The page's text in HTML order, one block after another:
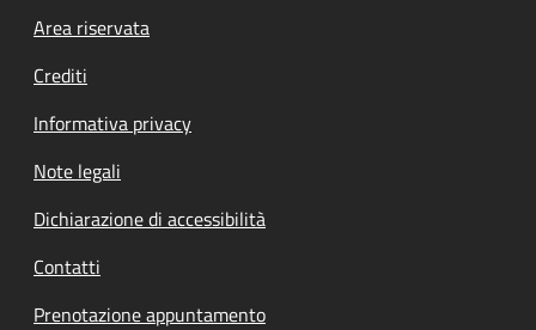
Footer menu
Area riservata
Crediti
Informativa privacy
Note legali
Dichiarazione di accessibilità
Contatti
Prenotazione appuntamento